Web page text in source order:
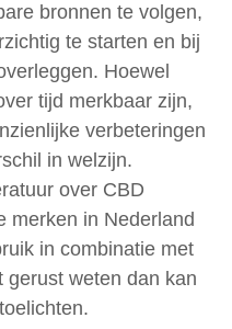
bronnen te volgen,
te starten en bij
Hoewel
tijd merkbaar zijn,
verbeteringen
in welzijn.
over CBD
merken in Nederland
in combinatie met
gerust weten dan kan